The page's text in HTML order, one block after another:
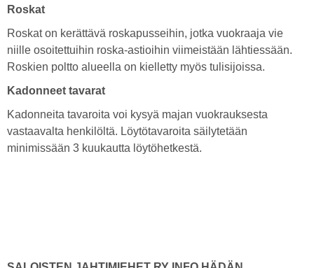
Roskat
Roskat on kerättävä roskapusseihin, jotka vuokraaja vie
niille osoitettuihin roska-astioihin viimeistään lähtiessään.
Roskien poltto alueella on kielletty myös tulisijoissa.
Kadonneet tavarat
Kadonneita tavaroita voi kysyä majan vuokrauksesta
vastaavalta henkilöltä. Löytötavaroita säilytetään
minimissään 3 kuukautta löytöhetkestä.